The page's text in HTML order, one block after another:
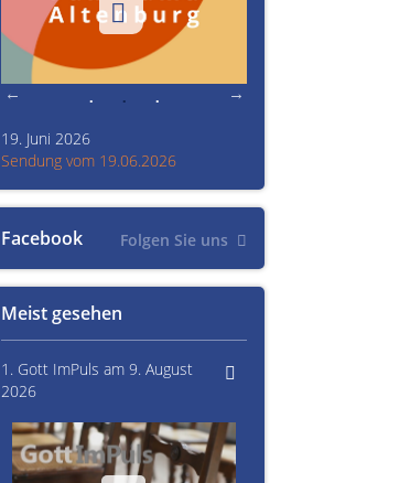
Meist gesehen
1. Gott ImPuls am 9. August
2026
Facebook Folgen Sie uns
19. Juni 2026
Sendung vom 19.06.2026